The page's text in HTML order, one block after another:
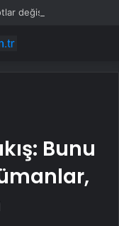
değişiyor
Bunu